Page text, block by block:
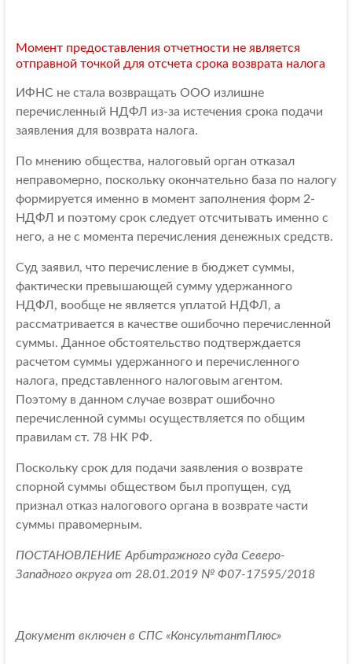
Момент предоставления отчетности не является
отправной точкой для отсчета срока возврата налога
ИФНС не стала возвращать ООО излишне
перечисленный НДФЛ из-за истечения срока подачи
заявления для возврата налога.
По мнению общества, налоговый орган отказал
неправомерно, поскольку окончательно база по налогу
формируется именно в момент заполнения форм 2-
НДФЛ и поэтому срок следует отсчитывать именно с
него, а не с момента перечисления денежных средств.
Суд заявил, что перечисление в бюджет суммы,
фактически превышающей сумму удержанного
НДФЛ, вообще не является уплатой НДФЛ, а
рассматривается в качестве ошибочно перечисленной
суммы. Данное обстоятельство подтверждается
расчетом суммы удержанного и перечисленного
налога, представленного налоговым агентом.
Поэтому в данном случае возврат ошибочно
перечисленной суммы осуществляется по общим
правилам ст. 78 НК РФ.
Поскольку срок для подачи заявления о возврате
спорной суммы обществом был пропущен, суд
признал отказ налогового органа в возврате части
суммы правомерным.
ПОСТАНОВЛЕНИЕ Арбитражного суда Северо-
Западного округа от 28.01.2019 № Ф07-17595/2018
Документ включен в СПС «КонсультантПлюс»